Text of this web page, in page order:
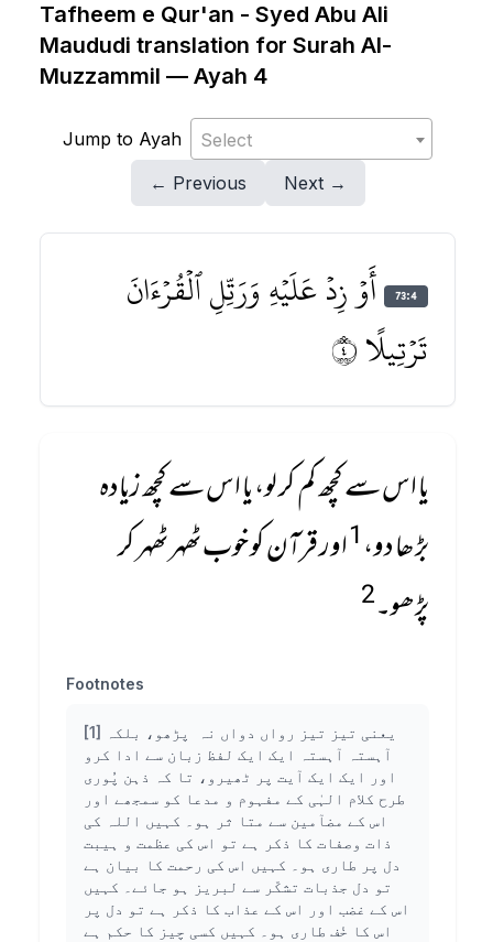
Tafheem e Qur'an - Syed Abu Ali
Maududi translation for Surah Al-
Muzzammil — Ayah 4
Jump to Ayah
Select
← Previous
Next →
73:4
أَوۡ زِدۡ عَلَيۡهِ وَرَتِّلِ ٱلۡقُرۡءَانَ
تَرۡتِيلًا ٤
یا اس سے کچھ کم کر لو، یا اس سے کچھ زیادہ
بڑھا دو،1اور قرآن کو خوب ٹھہر ٹھہر کر
پڑھو۔2
Footnotes
[1]
آہستہ آہستہ ایک ایک لفظ زبان سے ادا کرو
اور ایک ایک آیت پر ٹھیرو، تا کہ ذہن پُوری
طرح کلام الہٰی کے مفہوم و مدعا کو سمجھے اور
اس کے مضآمین سے متا ثر ہو۔ کہیں اللہ کی
ذات وصفات کا ذکر ہے تو اس کی عظمت و ہیبت
دل پر طاری ہو۔ کہیں اس کی رحمت کا بیان ہے
تو دل جذبات تشکّر سے لبریز ہو جائے۔ کہیں
اس کے غضب اور اس کے عذاب کا ذکر ہے تو دل پر
اس کا خٔف طاری ہو۔ کہیں کسی چیز کا حکم ہے